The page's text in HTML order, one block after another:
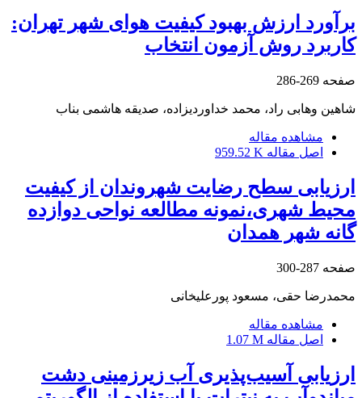
برآورد ارزش بهبود کیفیت هوای شهر تهران:
کاربرد روش آزمون انتخاب
صفحه 269-286
شاهین وهابی راد، محمد خداوردیزاده، صدیقه هاشمی بناب
مشاهده مقاله
اصل مقاله 959.52 K
ارزیابی سطح رضایت شهروندان از کیفیت
محیط شهری،نمونه مطالعه نواحی دوازده
گانه شهر همدان
صفحه 287-300
محمدرضا حقی، مسعود پورعلیخانی
مشاهده مقاله
اصل مقاله 1.07 M
ارزیابی آسیب‌پذیری آب زیرزمینی دشت